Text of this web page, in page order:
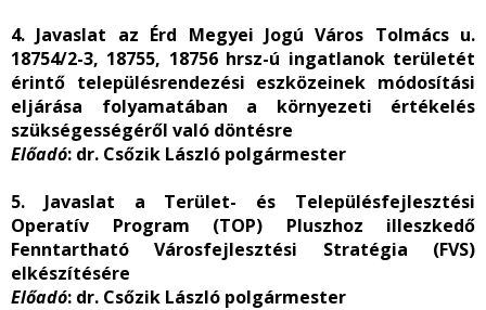
4. Javaslat az Érd Megyei Jogú Város Tolmács u.
18754/2-3, 18755, 18756 hrsz-ú ingatlanok területét
érintő településrendezési eszközeinek módosítási
eljárása folyamatában a környezeti értékelés
szükségességéről való döntésre
Előadó: dr. Csőzik László polgármester
5. Javaslat a Terület- és Településfejlesztési
Operatív Program (TOP) Pluszhoz illeszkedő
Fenntartható Városfejlesztési Stratégia (FVS)
elkészítésére
Előadó: dr. Csőzik László polgármester